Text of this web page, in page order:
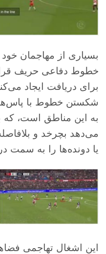
بسیاری از مهاجمان
خطوط دفاعی حریف
برای دریافت ایجاد
شکستن خطوط با
به این مناطق است، که
می‌دهد بچرخد و
یا دونده‌ها را به سمت
این اشغال تهاجمی